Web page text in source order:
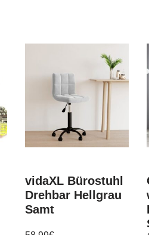
vidaXL Bürostuhl
Drehbar Hellgrau
Samt